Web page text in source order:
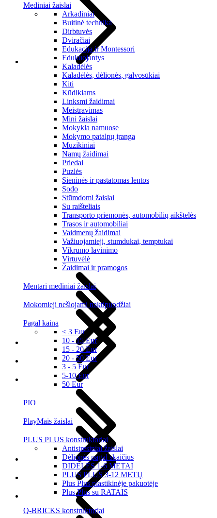
Mediniai žaislai
Arkadiniai
Buitinė technika
Dirbtuvės
Dviračiai
Edukacija ir Montessori
Edukuojantys
Kaladėlės
Kaladėlės, dėlionės, galvosūkiai
Kiti
Kūdikiams
Linksmi žaidimai
Meistravimas
Mini žaislai
Mokykla namuose
Mokymo patalpų įranga
Muzikiniai
Namų žaidimai
Priedai
Puzlės
Sieninės ir pastatomas lentos
Sodo
Stūmdomi žaislai
Su raišteliais
Transporto priemonės, automobilių aikštelės
Trasos ir automobiliai
Vaidmenų žaidimai
Važiuojamieji, stumdukai, temptukai
Vikrumo lavinimo
Virtuvėlė
Žaidimai ir pramogos
Mentari mediniai žaislai
Mokomieji nešiojami naktipuodžiai
Pagal kainą
< 3 Eur
10 - 15 Eur
15 - 20 Eur
20 - 50 Eur
3 - 5 Eur
5-10 Eur
50 Eur
PIO
PlayMais žaislai
PLUS PLUS konstruktoriai
Antistresiniai žaislai
Dėlionės pagal skaičius
DIDELĖS 1-6 METAI
PLUS PLUS 3-12 METŲ
Plus Plus plastikinėje pakuotėje
Plus Plus su RATAIS
Q-BRICKS konstruktoriai